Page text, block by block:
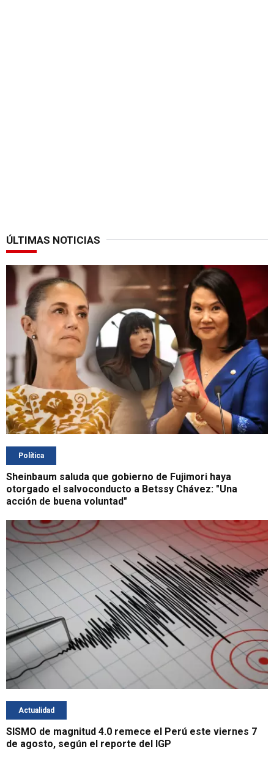
ÚLTIMAS NOTICIAS
Política
Sheinbaum saluda que gobierno de Fujimori haya
otorgado el salvoconducto a Betssy Chávez: "Una
acción de buena voluntad"
Actualidad
SISMO de magnitud 4.0 remece el Perú este viernes 7
de agosto, según el reporte del IGP